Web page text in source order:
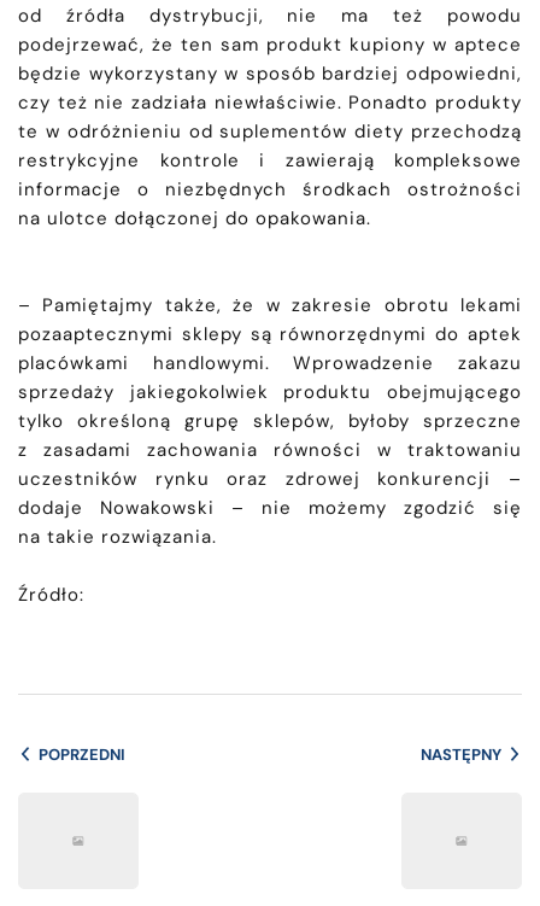
od źródła dystrybucji, nie ma też powodu
podejrzewać, że ten sam produkt kupiony w aptece
będzie wykorzystany w sposób bardziej odpowiedni,
czy też nie zadziała niewłaściwie. Ponadto produkty
te w odróżnieniu od suplementów diety przechodzą
restrykcyjne kontrole i zawierają kompleksowe
informacje o niezbędnych środkach ostrożności
na ulotce dołączonej do opakowania.
– Pamiętajmy także, że w zakresie obrotu lekami
pozaaptecznymi sklepy są równorzędnymi do aptek
placówkami handlowymi. Wprowadzenie zakazu
sprzedaży jakiegokolwiek produktu obejmującego
tylko określoną grupę sklepów, byłoby sprzeczne
z zasadami zachowania równości w traktowaniu
uczestników rynku oraz zdrowej konkurencji –
dodaje Nowakowski – nie możemy zgodzić się
na takie rozwiązania.
Źródło:
POPRZEDNI NASTĘPNY